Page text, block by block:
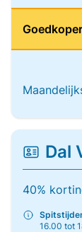
Dal
40%
16.00 tot